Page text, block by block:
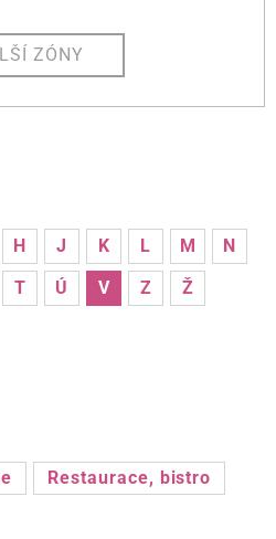
ZÓNY
H J K L M
N
T Ú V Z
Ž
Restaurace, bistro